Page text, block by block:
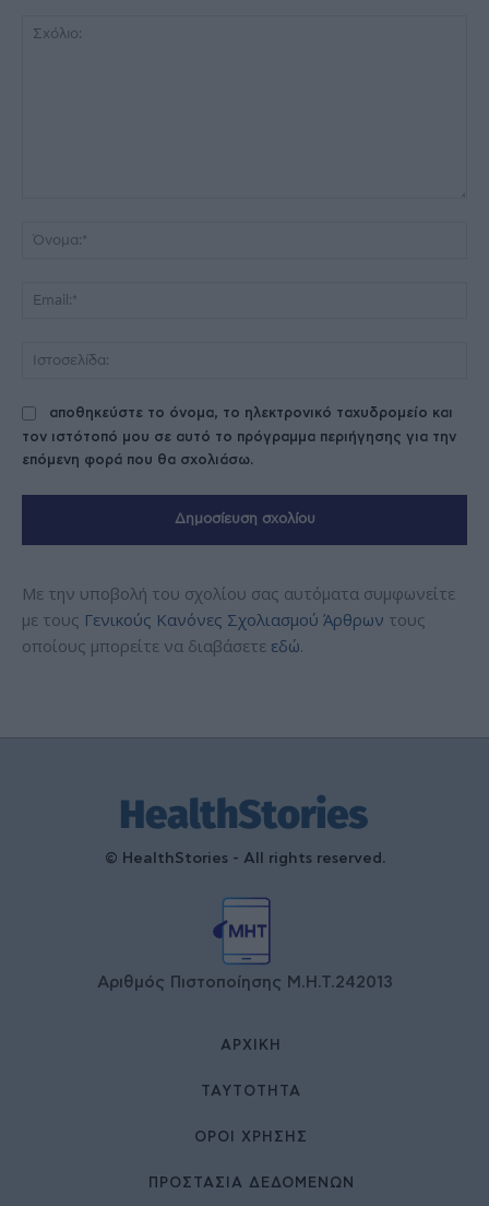
αποθηκεύστε το όνομα, το ηλεκτρονικό ταχυδρομείο και
τον ιστότοπό μου σε αυτό το πρόγραμμα περιήγησης για την
επόμενη φορά που θα σχολιάσω.
Με την υποβολή του σχολίου σας αυτόματα συμφωνείτε
με τους Γενικούς Κανόνες Σχολιασμού Άρθρων τους
οποίους μπορείτε να διαβάσετε εδώ.
© HealthStories - All rights reserved.
Αριθμός Πιστοποίησης Μ.Η.Τ.242013
ΑΡΧΙΚΉ
ΤΑΥΤΌΤΗΤΑ
ΌΡΟΙ ΧΡΉΣΗΣ
ΠΡΟΣΤΑΣΙΑ ΔΕΔΟΜΕΝΩΝ